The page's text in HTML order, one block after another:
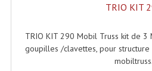
Système Sans Fil In-
Table Mixages Et
Tables De
TRIO KIT
TRIO KIT 290 Mobil Truss kit de 3
goupilles /clavettes, pour
mobiltruss.